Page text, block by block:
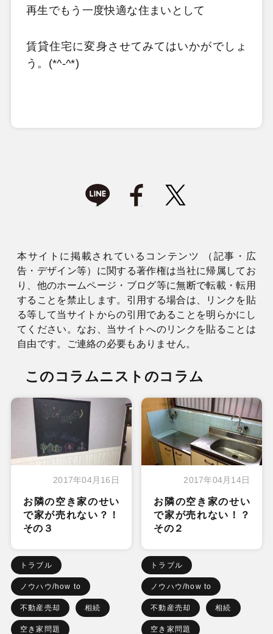
再生でもう一度快適な住まいとして
賃貸住宅に変身させてみてはいかがでしょ
う。(*^-^*)
本サイトに掲載されているコンテンツ （記事・広
告・デザイン等）に関する著作権は当社に帰属してお
り、他のホームページ・ブログ等に無断で転載・転用
することを禁止します。引用する場合は、リンクを貼
る等して当サイトからの引用であることを明らかにし
てください。なお、当サイトへのリンクを貼ることは
自由です。ご連絡の必要もありません。
このコラムニストのコラム
2017年04月16日
お隣の空き家のせい
で家が売れない？！
その３
トラブル
ノウハウ/how to
不動産売却 相続
空き家問題
2017年04月14日
お隣の空き家のせい
で家が売れない！？
その２
トラブル
ノウハウ/how to
不動産売却 相続
空き家問題